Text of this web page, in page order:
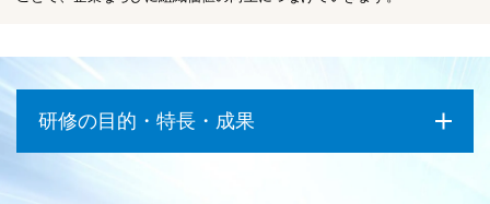
研修の目的・特長・成果